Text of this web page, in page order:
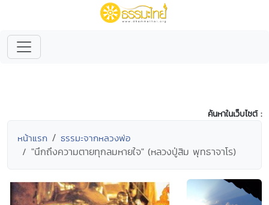
ค้นหาในเว็บไซต์ :
หน้าแรก ธรรมะจากหลวงพ่อ
"นึกถึงความตายทุกลมหายใจ" (หลวงปู่สิม พุทธาจาโร)